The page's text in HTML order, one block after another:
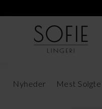
Nyheder Mest Solgte